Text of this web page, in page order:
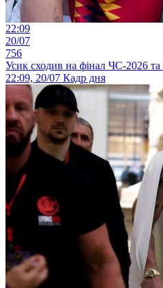
22:09
20/07
756
Усик сходив на фінал ЧС-2026
22:09, 20/07 Кадр дня